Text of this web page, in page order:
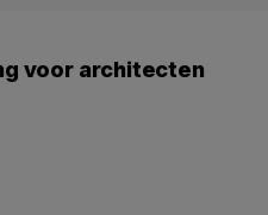
voor architecten